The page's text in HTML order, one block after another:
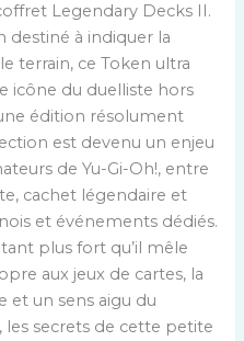
Legendary Decks II.
destiné à indiquer la
terrain, ce Token ultra
icône du duelliste hors
édition résolument
est devenu un enjeu
de Yu-Gi-Oh!, entre
cachet légendaire et
et événements dédiés.
plus fort qu’il mêle
aux jeux de cartes, la
et un sens aigu du
les secrets de cette petite